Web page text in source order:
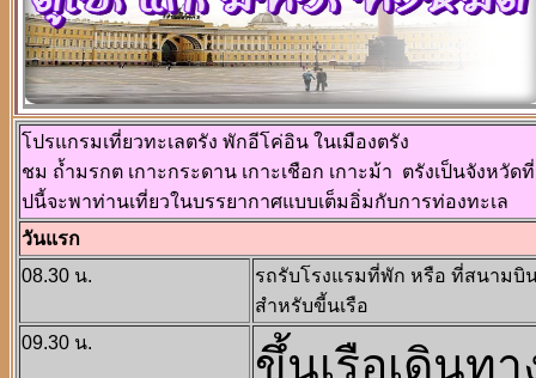
โปรแกรมเที่ยวทะเลตรัง พักอีโค่อิน ในเมืองตรัง
ชม ถ้ำมรกต เกาะกระดาน เกาะเชือก เกาะม้า ตรังเป็นจังหวั
ปนี้จะพาท่านเที่ยวในบรรยากาศแบบเต็มอิ่มกับการท่องทะเล
วันแรก
08.30 น.
รถรับโรงแรมที่พัก หรือ ที่สนามบิ
สำหรับขี้นเรือ
09.30 น.
ขึ้นเรือเดินท